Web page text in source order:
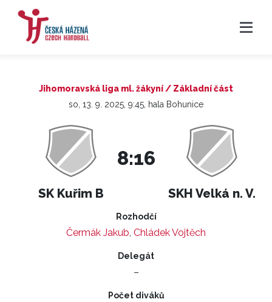
Jihomoravská liga ml. žákyní / Základní část
so, 13. 9. 2025, 9:45, hala Bohunice
SK Kuřim B
8:16
SKH Velká n. V.
Rozhodčí
Čermák Jakub, Chládek Vojtěch
Delegát
–
Počet diváků